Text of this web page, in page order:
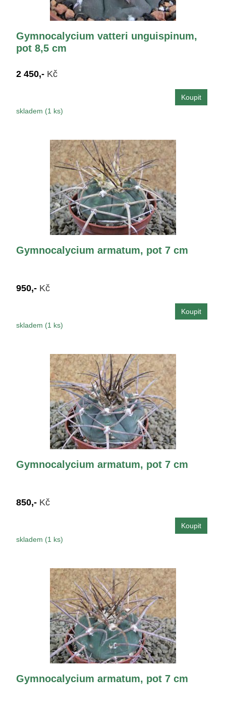
Gymnocalycium vatteri unguispinum,
pot 8,5 cm
2 450,- Kč
skladem (1 ks)
Gymnocalycium armatum, pot 7 cm
950,- Kč
skladem (1 ks)
Gymnocalycium armatum, pot 7 cm
850,- Kč
skladem (1 ks)
Gymnocalycium armatum, pot 7 cm